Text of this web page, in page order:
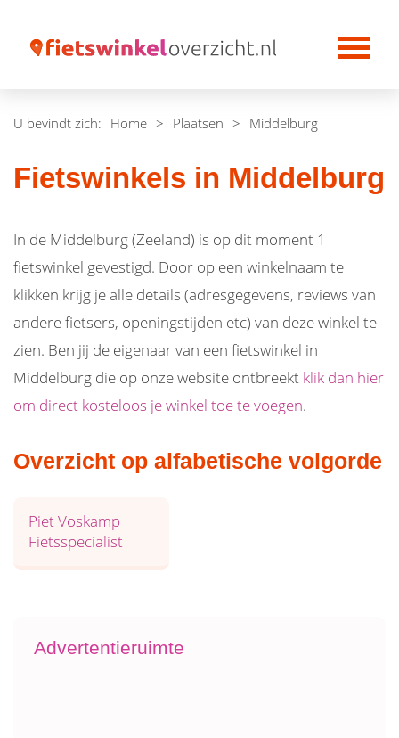
U bevindt zich: Home > Plaatsen > Middelburg
Fietswinkels in Middelburg
In de Middelburg (Zeeland) is op dit moment 1
fietswinkel gevestigd. Door op een winkelnaam te
klikken krijg je alle details (adresgegevens, reviews van
andere fietsers, openingstijden etc) van deze winkel te
zien. Ben jij de eigenaar van een fietswinkel in
Middelburg die op onze website ontbreekt klik dan hier
om direct kosteloos je winkel toe te voegen.
Overzicht op alfabetische volgorde
Piet Voskamp
Fietsspecialist
Advertentieruimte